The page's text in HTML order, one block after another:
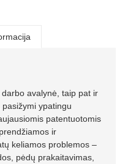
avalynė, taip pat ir
ypatingu
patentuotomis
ir
keliamos problemos –
pėdų prakaitavimas,